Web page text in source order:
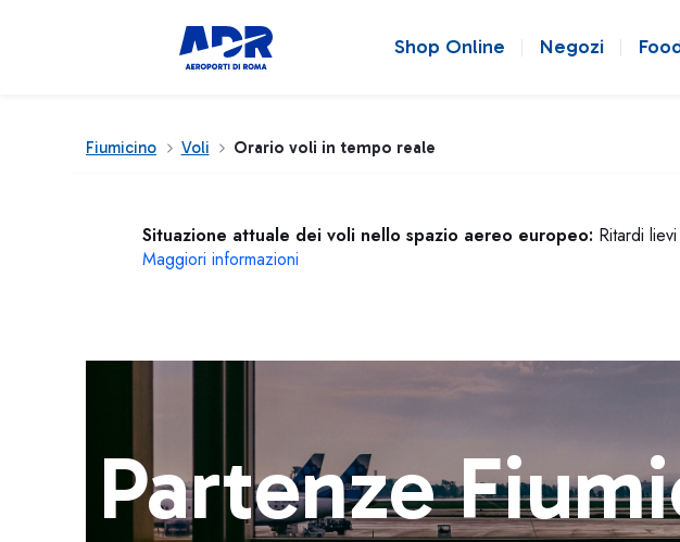
Shop Online Negozi
Fiumicino Voli Orario voli in tempo reale
Situazione attuale dei voli nello spazio aereo europeo: Ritardi lievi
Maggiori informazioni
Partenze